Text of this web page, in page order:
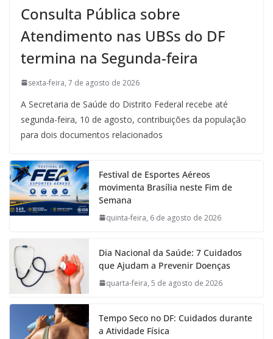
Consulta Pública sobre
Atendimento nas UBSs do DF
termina na Segunda-feira
sexta-feira, 7 de agosto de 2026
A Secretaria de Saúde do Distrito Federal recebe até
segunda-feira, 10 de agosto, contribuições da população
para dois documentos relacionados
Festival de Esportes Aéreos
movimenta Brasília neste Fim de
Semana
quinta-feira, 6 de agosto de 2026
Dia Nacional da Saúde: 7 Cuidados
que Ajudam a Prevenir Doenças
quarta-feira, 5 de agosto de 2026
Tempo Seco no DF: Cuidados durante
a Atividade Física